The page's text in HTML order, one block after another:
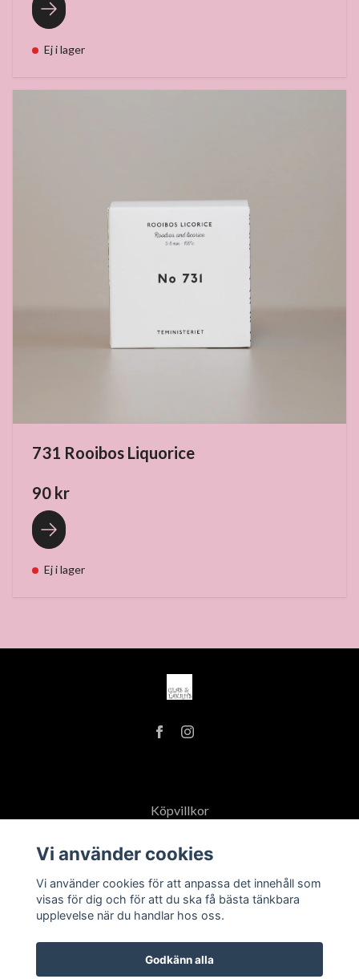
Ej i lager
731 Rooibos Liquorice
90 kr
Ej i lager
Köpvillkor
Vi använder cookies
Vi använder cookies för att anpassa det innehåll som
visas för dig och för att du ska få bästa tänkbara
upplevelse när du handlar hos oss.
Godkänn alla